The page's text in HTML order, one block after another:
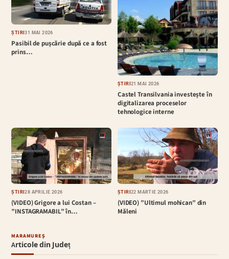
ȘTIRI31 MAI 2026
Pasibil de pușcărie după ce a fost
prins…
ȘTIRI21 MAI 2026
Castel Transilvania investește în
digitalizarea proceselor
tehnologice interne
ȘTIRI28 APRILIE 2026
(VIDEO) Grigore a lui Costan –
”INSTAGRAMABIL” în…
ȘTIRI22 MARTIE 2026
(VIDEO) ”Ultimul mohican” din
Măleni
MARAMUREȘ
Articole din Județ